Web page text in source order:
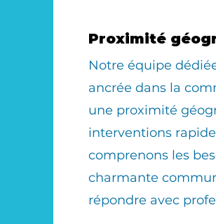
Proximité
​Notre équipe
ancrée dans la
une proximité
interventions
comprenons les
charmante
répondre avec